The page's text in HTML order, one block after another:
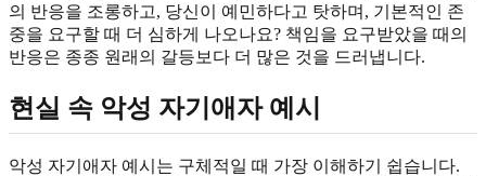
의 반응을 조롱하고, 당신이 예민하다고 탓하며, 기본적인 존
중을 요구할 때 더 심하게 나오나요? 책임을 요구받았을 때의
반응은 종종 원래의 갈등보다 더 많은 것을 드러냅니다.
현실 속 악성 자기애자 예시
악성 자기애자 예시는 구체적일 때 가장 이해하기 쉽습니다.